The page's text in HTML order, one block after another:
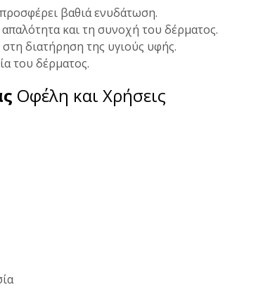
βαθιά ενυδάτωση.
και τη συνοχή του δέρματος.
διατήρηση της υγιούς υφής.
του δέρματος.
Οφέλη και Χρήσεις